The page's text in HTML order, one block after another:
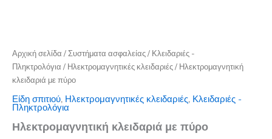
Αρχική σελίδα /Συστήματα ασφαλείας/ Κλειδαριές -
Πληκτρολόγια / Ηλεκτρομαγνητικές κλειδαριές/ Ηλεκτρομαγνητική
κλειδαριά με πύρο
Είδη σπιτιού, Ηλεκτρομαγνητικές κλειδαριές, Κλειδαριές -
Πληκτρολόγια
Ηλεκτρομαγνητική κλειδαριά με πύρο